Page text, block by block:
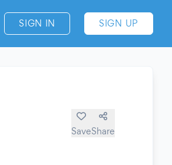
SIGN IN SIGN UP
SaveShare